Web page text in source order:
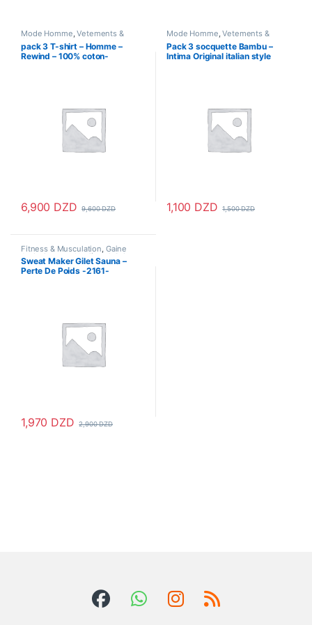
Mode Homme,Vetements &
Chaussures,Vetements Homme
pack 3 T-shirt – Homme –
Rewind – 100% coton-
6,900 DZD 9,600DZD
Mode Homme,Vetements &
Chaussures Vetements Homme
Pack 3 socquette Bambu –
Intima Original italian style
1,100 DZD 1,500DZD
Fitness & Musculation Gaine
Amincissante Hygiène & Soins
personnels,Santé & Beauté ,
Santé & Premiers Soins,
Sweat Maker Gilet Sauna –
Perte De Poids -2161-
1,970 DZD 2,900DZD